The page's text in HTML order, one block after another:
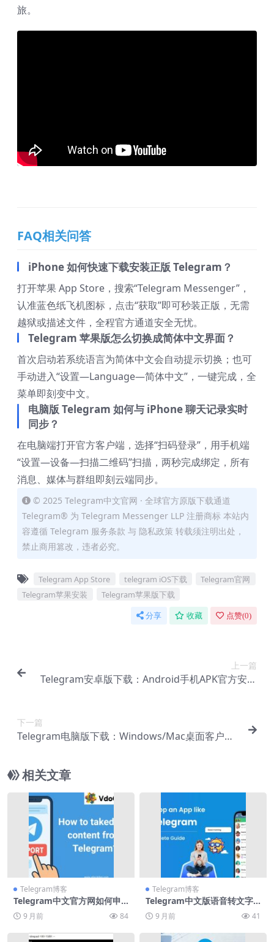
旅。
FAQ相关问答
iPhone 如何快速下载安装正版 Telegram？
打开苹果 App Store，搜索“Telegram Messenger”，
认准蓝色纸飞机图标，点击“获取”即可秒装正版，无需
越狱或描述文件，全程官方通道安全无忧。
Telegram 苹果版怎么切换成简体中文界面？
首次启动若系统语言为简体中文会自动提示切换；也可
手动进入“设置—Language—简体中文”，一键完成，全
菜单即刻变中文。
电脑版 Telegram 如何与 iPhone 聊天记录实时
同步？
在电脑端打开官方客户端，选择“扫码登录”，用手机端
“设置—设备—扫描二维码”扫描，两秒完成绑定，所有
消息、媒体与群组即刻云端同步。
© 2025 Telegram中文官网 · 全球官方原版下载通道
Telegram® 为 Telegram Messenger LLP 注册商标 本站内
容遵循 Telegram 服务条款 与 隐私政策 转载须注明出处，
禁止商用篡改，违者必究。
Telegram App Store telegram iOS下载
Telegram官网
Telegram苹果安装
Telegram苹果版下载
分享 收藏 点赞(0)
上一篇
Telegram安卓版下载：Android手机APK官方安装
下一篇
Telegram电脑版下载：Windows/Mac桌面客户端
相关文章
Telegram博客
Telegram中文官方网如何申
请蓝标认证
9 月前 84
Telegram博客
Telegram中文版语音转文字
功能评测
9 月前 41